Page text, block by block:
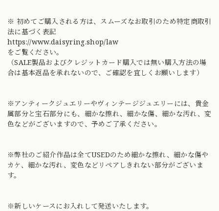
※ 初めてご購入される方は、スムーズなお取引のため特定商取引
法に基づく表記
https://www.daisyring.shop/law
をご覧ください。
（SALE製品およびクレジットカード購入では無い購入方法の場
合は基本返品を承れないので、ご確認を宜しくお願いします）
※アンティークジュエリーやヴィンテージジュエリーには、貴金
属部分と宝石部分にも、細かな擦れ、細かな傷、細かな汚れ、変
色などがございますので、予めご了承ください。
※弊社のご紹介作品は全てUSEDのため細かな擦れ、細かな傷や
カケ、細かな汚れ、変色などリペアしきれない部分がございま
す。
※新しいケースにお入れして発送いたします。